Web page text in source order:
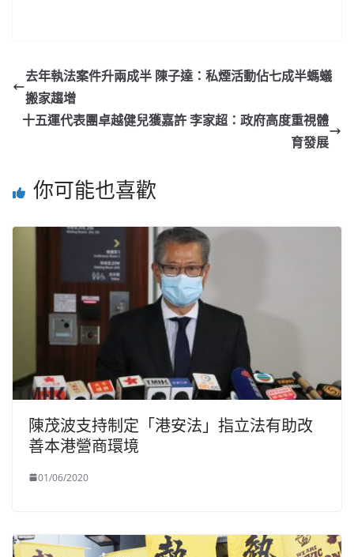
去年執法案件升兩成半 陳子達：私煙活動佔七成半螞蟻
搬家趨增
十五運代表團卓越健兒獲嘉許 李家超：政府高度重視體
育發展
你可能也喜歡
陳茂波支持制定「港安法」指立法有助改
善本港營商環境
01/06/2020